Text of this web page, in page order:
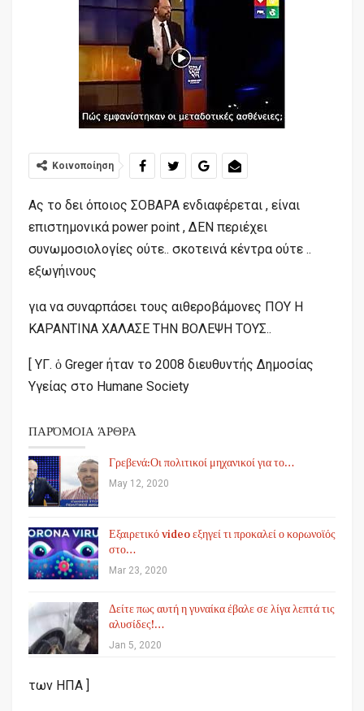
Κοινοποίηση
Ας το δει όποιος ΣΟΒΑΡΑ ενδιαφέρεται , είναι
επιστημονικά power point , ΔΕΝ περιέχει
συνωμοσιολογίες ούτε.. σκοτεινά κέντρα ούτε ..
εξωγήινους
για να συναρπάσει τους αιθεροβάμονες ΠΟΥ Η
ΚΑΡΑΝΤΙΝΑ ΧΑΛΑΣΕ ΤΗΝ ΒΟΛΕΨΗ ΤΟΥΣ..
[ ΥΓ. ὁ Greger ήταν το 2008 διευθυντής Δημοσίας
Υγείας στο Humane Society
ΠΑΡΌΜΟΙΑ ΆΡΘΡΑ
Γρεβενά:Οι πολιτικοί μηχανικοί για το…
May 12, 2020
Εξαιρετικό video εξηγεί τι προκαλεί ο κορωνοϊός
στο…
Mar 23, 2020
Δείτε πως αυτή η γυναίκα έβαλε σε λίγα λεπτά τις
αλυσίδες!…
Jan 5, 2020
των ΗΠΑ ]